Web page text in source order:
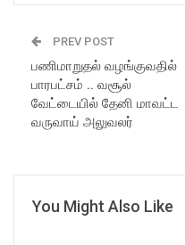
PREV POST
பணிமாறுதல் வழங்குவதில்
பாரபட்சம் .. வசூல்
வேட்டையில் தேனி மாவட்ட
வருவாய் அலுவலர்
You Might Also Like